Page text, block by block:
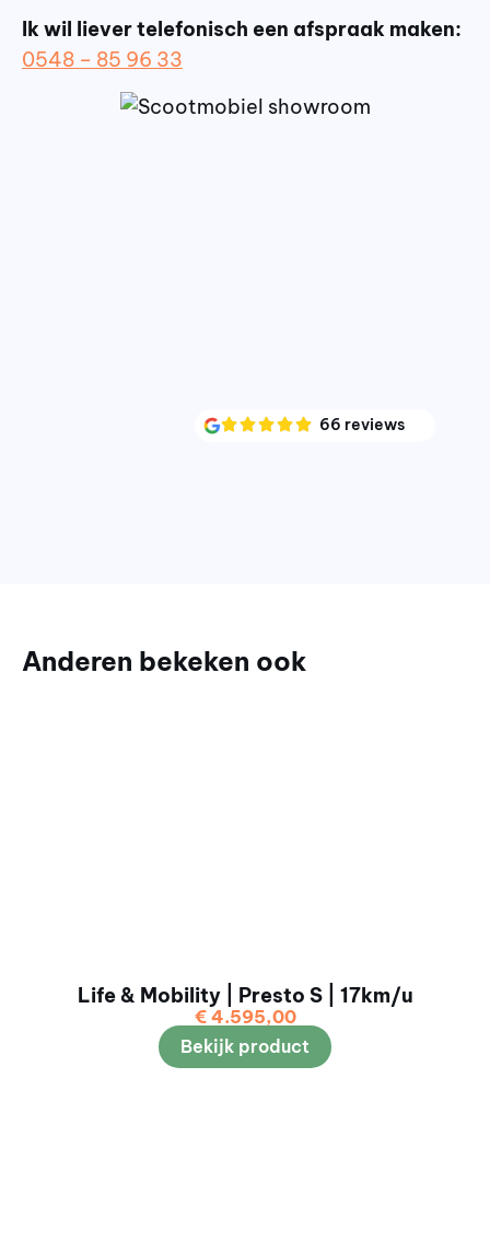
Ik wil liever telefonisch een afspraak maken:
0548 – 85 96 33
66 reviews
Anderen bekeken ook
Life & Mobility | Presto S | 17km/u
€4.595,00
Bekijk product